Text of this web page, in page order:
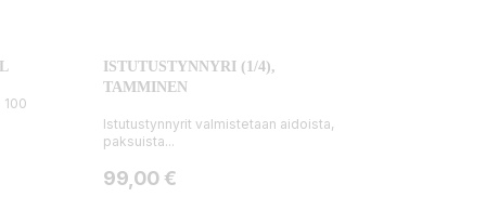
ISTUTUSTYNNYRI (1/4),
TAMMINEN
Istutustynnyrit valmistetaan aidoista,
paksuista...
Hinta
99,00 €